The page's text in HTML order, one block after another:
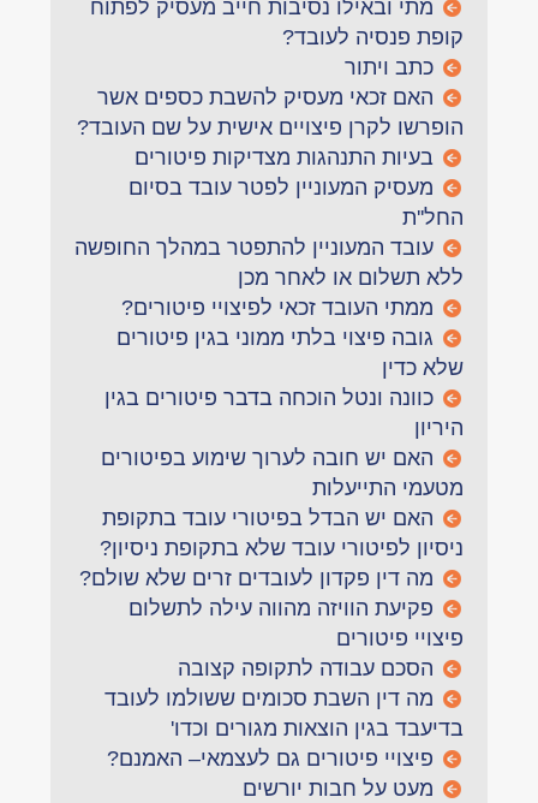
מתי ובאילו נסיבות חייב מעסיק לפתוח
קופת פנסיה לעובד?
כתב ויתור
האם זכאי מעסיק להשבת כספים אשר
הופרשו לקרן פיצויים אישית על שם העובד?
בעיות התנהגות מצדיקות פיטורים
מעסיק המעוניין לפטר עובד בסיום
החל''ת
עובד המעוניין להתפטר במהלך החופשה
ללא תשלום או לאחר מכן
ממתי העובד זכאי לפיצויי פיטורים?
גובה פיצוי בלתי ממוני בגין פיטורים
שלא כדין
כוונה ונטל הוכחה בדבר פיטורים בגין
היריון
האם יש חובה לערוך שימוע בפיטורים
מטעמי התייעלות
האם יש הבדל בפיטורי עובד בתקופת
ניסיון לפיטורי עובד שלא בתקופת ניסיון?
מה דין פקדון לעובדים זרים שלא שולם?
פקיעת הוויזה מהווה עילה לתשלום
פיצויי פיטורים
הסכם עבודה לתקופה קצובה
מה דין השבת סכומים ששולמו לעובד
בדיעבד בגין הוצאות מגורים וכדו'
פיצויי פיטורים גם לעצמאי– האמנם?
מעט על חבות יורשים